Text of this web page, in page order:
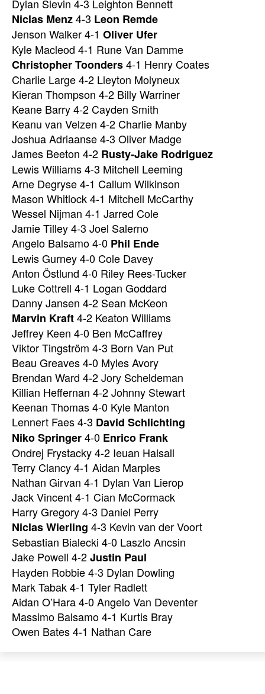
Dylan Slevin 4-3 Leighton Bennett
Niclas Menz4-3 Leon Remde
Jenson Walker 4-1 Oliver Ufer
Kyle Macleod 4-1 Rune Van Damme
Christopher Toonders4-1 Henry Coates
Charlie Large 4-2 Lleyton Molyneux
Kieran Thompson 4-2 Billy Warriner
Keane Barry 4-2 Cayden Smith
Keanu van Velzen 4-2 Charlie Manby
Joshua Adriaanse 4-3 Oliver Madge
James Beeton 4-2 Rusty-Jake Rodriguez
Lewis Williams 4-3 Mitchell Leeming
Arne Degryse 4-1 Callum Wilkinson
Mason Whitlock 4-1 Mitchell McCarthy
Wessel Nijman 4-1 Jarred Cole
Jamie Tilley 4-3 Joel Salerno
Angelo Balsamo 4-0 Phil Ende
Lewis Gurney 4-0 Cole Davey
Anton Östlund 4-0 Riley Rees-Tucker
Luke Cottrell 4-1 Logan Goddard
Danny Jansen 4-2 Sean McKeon
Marvin Kraft4-2 Keaton Williams
Jeffrey Keen 4-0 Ben McCaffrey
Viktor Tingström 4-3 Born Van Put
Beau Greaves 4-0 Myles Avory
Brendan Ward 4-2 Jory Scheldeman
Killian Heffernan 4-2 Johnny Stewart
Keenan Thomas 4-0 Kyle Manton
Lennert Faes 4-3 David Schlichting
Niko Springer4-0 Enrico Frank
Ondrej Frystacky 4-2 Ieuan Halsall
Terry Clancy 4-1 Aidan Marples
Nathan Girvan 4-1 Dylan Van Lierop
Jack Vincent 4-1 Cian McCormack
Harry Gregory 4-3 Daniel Perry
Niclas Wierling 4-3 Kevin van der Voort
Sebastian Bialecki 4-0 Laszlo Ancsin
Jake Powell 4-2Justin Paul
Hayden Robbie 4-3 Dylan Dowling
Mark Tabak 4-1 Tyler Radlett
Aidan O’Hara 4-0 Angelo Van Deventer
Massimo Balsamo 4-1 Kurtis Bray
Owen Bates 4-1 Nathan Care